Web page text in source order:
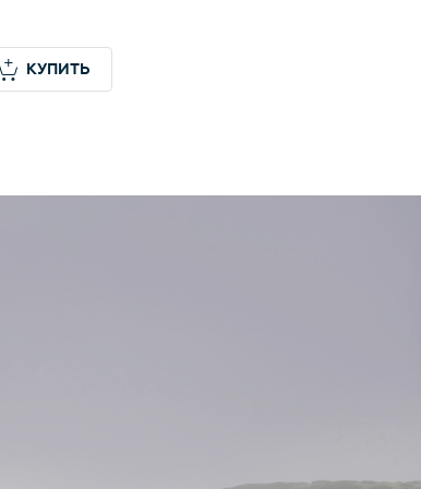
КУПИТЬ